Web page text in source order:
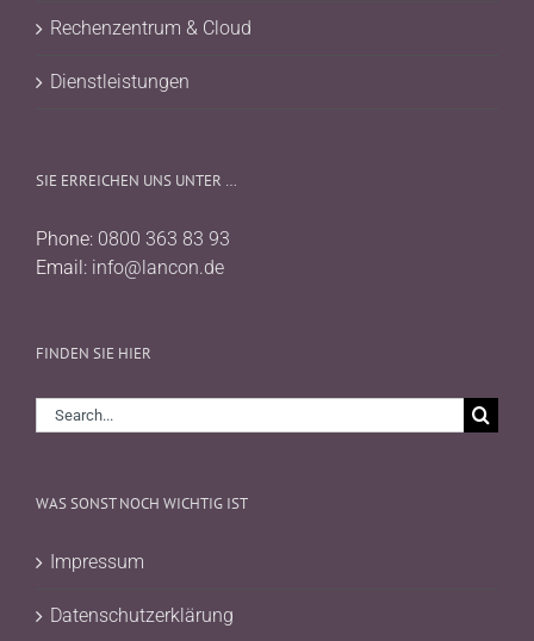
Rechenzentrum & Cloud
Dienstleistungen
SIE ERREICHEN UNS UNTER …
Phone: 0800 363 83 93
Email: info@lancon.de
FINDEN SIE HIER
Search
for:
WAS SONST NOCH WICHTIG IST
Impressum
Datenschutzerklärung